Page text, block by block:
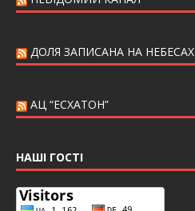
ДОЛЯ ЗАПИСАНА НА НЕБЕСАХ
АЦ “ЕСХАТОН”
НАШІ ГОСТІ